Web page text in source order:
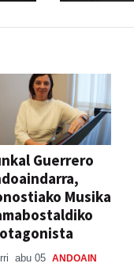
Guerrero
Musika
abu 05 ANDOAIN